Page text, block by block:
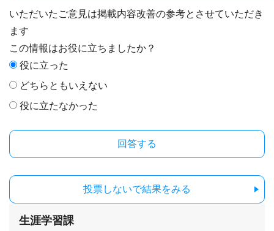
いただいたご意見は掲載内容改善の参考とさせていただき
ます
この情報はお役に立ちましたか？
役に立った
どちらともいえない
役に立たなかった
投票しないで結果をみる
生涯学習課